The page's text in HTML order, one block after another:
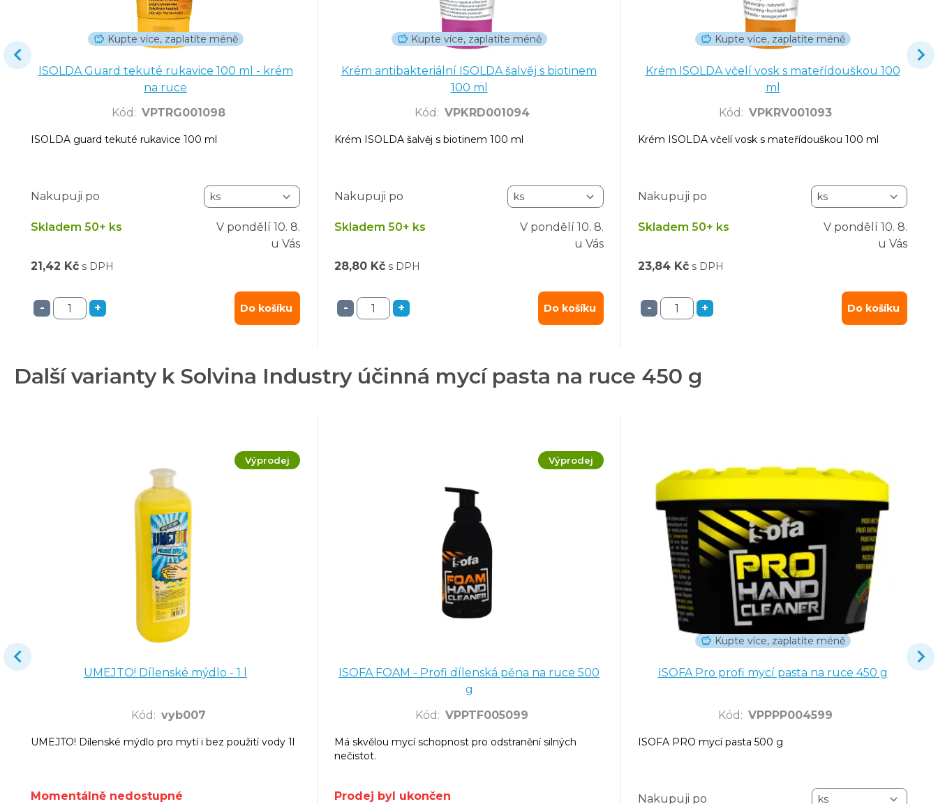
Kupte více, zaplatíte méně
ISOLDA Guard tekuté rukavice 100 ml - krém
na ruce
Kód : VPTRG001098
ISOLDA guard tekuté rukavice 100 ml
Nakupuji po
Skladem 50+ ks V pondělí 10. 8.
u Vás
21,42 Kč s DPH
- + Do košíku
Kupte více, zaplatíte méně
Krém antibakteriální ISOLDA šalvěj s biotinem
100 ml
Kód : VPKRD001094
Krém ISOLDA šalvěj s biotinem 100 ml
Nakupuji po
Skladem 50+ ks V pondělí 10. 8.
u Vás
28,80 Kč s DPH
- + Do košíku
Kupte více, zaplatíte méně
Krém ISOLDA včelí vosk s mateřídouškou 100
ml
Kód : VPKRV001093
Krém ISOLDA včelí vosk s mateřídouškou 100 ml
Nakupuji po
Skladem 50+ ks V pondělí 10. 8.
u Vás
23,84 Kč s DPH
- + Do košíku
Další varianty k Solvina Industry účinná mycí pasta na ruce 450 g
Výprodej
UMEJTO! Dílenské mýdlo - 1 l
Kód : vyb007
UMEJTO! Dílenské mýdlo pro mytí i bez použití vody 1l
Momentálně nedostupné
Výprodej
ISOFA FOAM - Profi dílenská pěna na ruce 500
g
Kód : VPPTF005099
Má skvělou mycí schopnost pro odstranění silných
nečistot.
Prodej byl ukončen
Kupte více, zaplatíte méně
ISOFA Pro profi mycí pasta na ruce 450 g
Kód : VPPPP004599
ISOFA PRO mycí pasta 500 g
Nakupuji po